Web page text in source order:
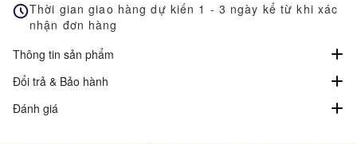
Thời gian giao hàng dự kiến 1 - ​3 ngày kể ​từ khi xác
nhận đơn hàng
Thông tin sản phẩm
Đổi trả & Bảo hành
Đánh giá